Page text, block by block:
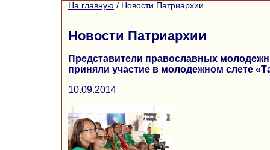
На главную / Новости Патриархии
Новости Патриархии
Представители православных
приняли участие в молодежном слете
10.09.2014